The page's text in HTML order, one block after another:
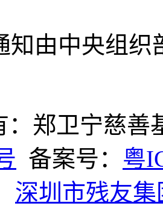
知由中央组
：郑卫宁慈
备案号： 粤
深圳市残友